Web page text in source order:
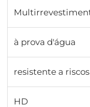
à prova d'água
resistente a riscos
HD